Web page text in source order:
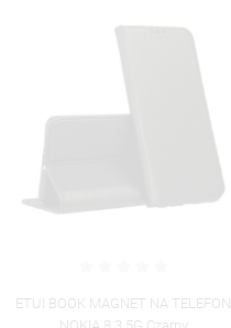
ETUI BOOK MAGNET NA TELEFON
ANULUJ